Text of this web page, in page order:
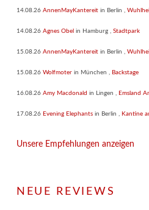
14.08.26 AnnenMayKantereit in Berlin
14.08.26 Agnes Obel in Hamburg Stadtpark
15.08.26 AnnenMayKantereit in Berlin
15.08.26 Wolfmoter in München Backstage
16.08.26 Amy Macdonald in Lingen Emsland
17.08.26 Evening Elephants in Berlin Kantine
Unsere Empfehlungen anzeigen
NEUE REVIEWS